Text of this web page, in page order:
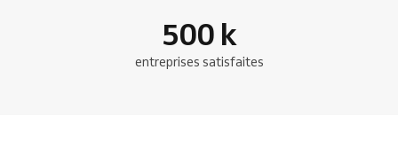
500 k
entreprises satisfaites